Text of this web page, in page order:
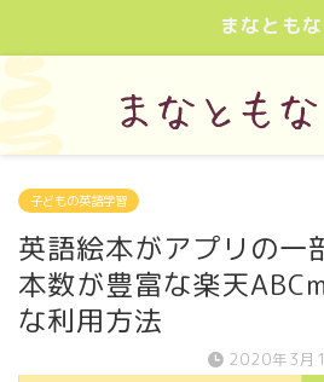
まなともな
子どもの英語学習
英語絵本がアプリの一
本数が豊富な楽天
な利用方法
2020年3月